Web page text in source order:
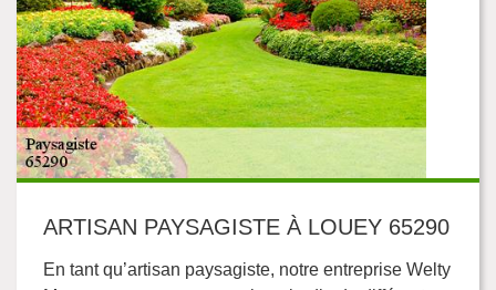
ARTISAN PAYSAGISTE À LOUEY 65290
En tant qu’artisan paysagiste, notre entreprise Welty